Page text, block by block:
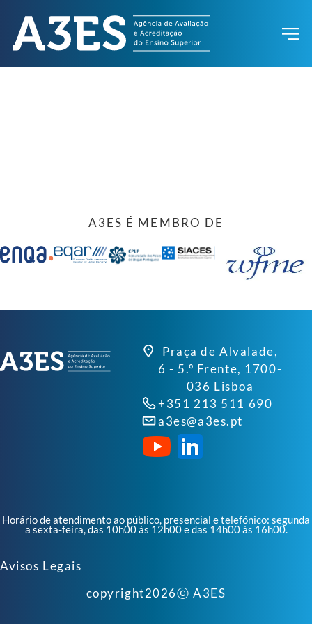
A3ES É MEMBRO DE
Praça de Alvalade,
6 - 5.º Frente, 1700-
036 Lisboa
+351 213 511 690
a3es@a3es.pt
Horário de atendimento ao público, presencial e telefónico: segunda
a sexta-feira, das 10h00 às 12h00 e das 14h00 às 16h00.
Avisos Legais
copyright2026ⓒ A3ES